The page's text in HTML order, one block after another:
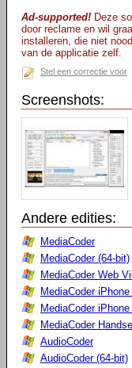
Ad-supported! Deze
door reclame en wil
installeren, die niet
van de applicatie zelf.
Stel een correctie voor
Screenshots:
Andere edities:
MediaCoder
MediaCoder (64-bit)
MediaCoder Web
MediaCoder
MediaCoder
MediaCoder
AudioCoder
AudioCoder (64-bit)